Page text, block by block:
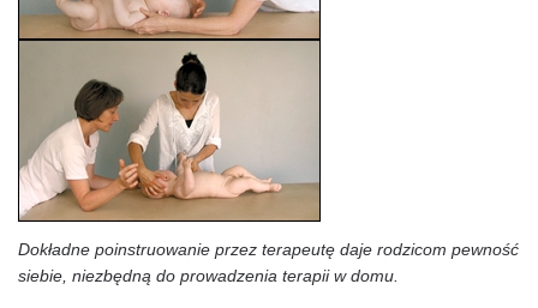
Dokładne poinstruowanie przez terapeutę daje rodzicom pewność
siebie, niezbędną do prowadzenia terapii w domu.